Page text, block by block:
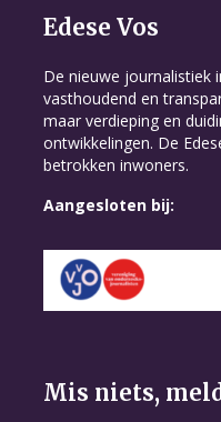
Edese Vos
De nieuwe journalistiek
vasthoudend en
maar verdieping en
ontwikkelingen. De
betrokken inwoners.
Aangesloten bij:
Mis niets,